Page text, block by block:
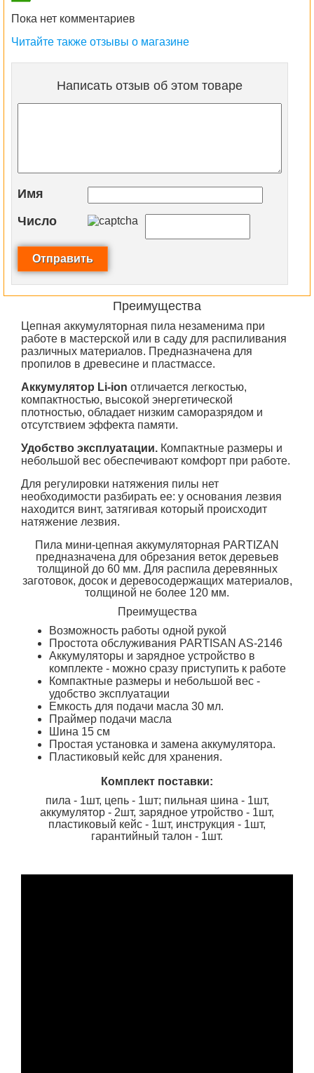
Пока нет комментариев
Читайте также отзывы о магазине
Написать отзыв об этом товаре
Имя
Число
Преимущества
Цепная аккумуляторная пила незаменима при
работе в мастерской или в саду для распиливания
различных материалов. Предназначена для
пропилов в древесине и пластмассе.
Аккумулятор Li-ion отличается легкостью,
компактностью, высокой энергетической
плотностью, обладает низким саморазрядом и
отсутствием эффекта памяти.
Удобство эксплуатации. Компактные размеры и
небольшой вес обеспечивают комфорт при работе.
Для регулировки натяжения пилы нет
необходимости разбирать ее: у основания лезвия
находится винт, затягивая который происходит
натяжение лезвия.
Пила мини-цепная аккумуляторная PARTIZAN
предназначена для обрезания веток деревьев
толщиной до 60 мм. Для распила деревянных
заготовок, досок и деревосодержащих материалов,
толщиной не более 120 мм.
Преимущества
Возможность работы одной рукой
Простота обслуживания PARTISAN AS-2146
Аккумуляторы и зарядное устройство в
комплекте - можно сразу приступить к работе
Компактные размеры и небольшой вес -
удобство эксплуатации
Емкость для подачи масла 30 мл.
Праймер подачи масла
Шина 15 см
Простая установка и замена аккумулятора.
Пластиковый кейс для хранения.
Комплект поставки:
пила - 1шт, цепь - 1шт; пильная шина - 1шт,
аккумулятор - 2шт, зарядное утройство - 1шт,
пластиковый кейс - 1шт, инструкция - 1шт,
гарантийный талон - 1шт.